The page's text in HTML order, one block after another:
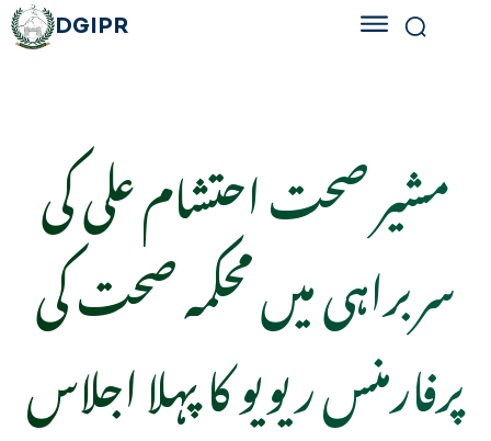
DGIPR
مشیر صحت احتشام علی کی
سربراہی میں محکمہ صحت کی
پرفارمنس ریویو کا پہلا اجلاس